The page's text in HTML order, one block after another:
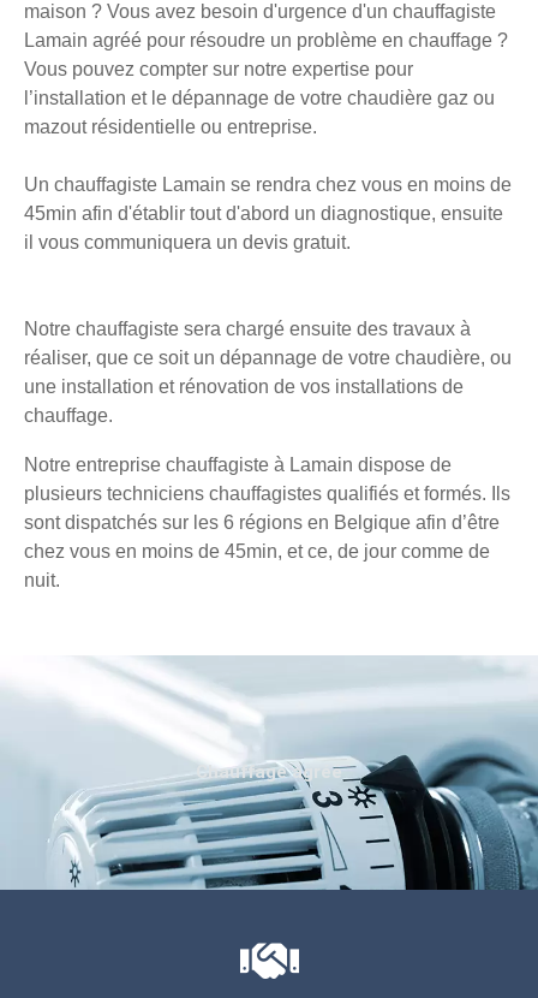
maison ? Vous avez besoin d'urgence d'un chauffagiste
Lamain agréé pour résoudre un problème en chauffage ?
Vous pouvez compter sur notre expertise pour
l’installation et le dépannage de votre chaudière gaz ou
mazout résidentielle ou entreprise.
Un chauffagiste Lamain se rendra chez vous en moins de
45min afin d'établir tout d'abord un diagnostique, ensuite
il vous communiquera un devis gratuit.
Notre chauffagiste sera chargé ensuite des travaux à
réaliser, que ce soit un dépannage de votre chaudière, ou
une installation et rénovation de vos installations de
chauffage.
Notre entreprise chauffagiste à Lamain dispose de
plusieurs techniciens chauffagistes qualifiés et formés. Ils
sont dispatchés sur les 6 régions en Belgique afin d’être
chez vous en moins de 45min, et ce, de jour comme de
nuit.
Chauffage agréé